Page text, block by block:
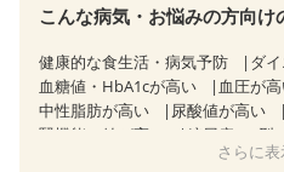
こんな病気・お悩みの方向け
健康的な食生活・病気予防
ダ
血糖値・HbA1cが高い
血圧が
中性脂肪が高い
尿酸値が高い
腎機能の値が高い
糖尿病（2型）
狭心症
さらに